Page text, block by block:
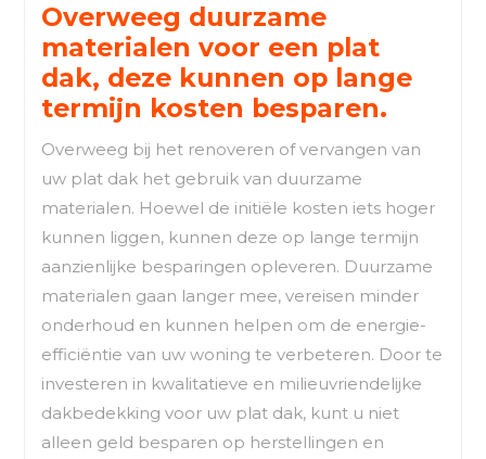
Overweeg duurzame
materialen voor een plat
dak, deze kunnen op lange
termijn kosten besparen.
Overweeg bij het renoveren of vervangen van
uw plat dak het gebruik van duurzame
materialen. Hoewel de initiële kosten iets hoger
kunnen liggen, kunnen deze op lange termijn
aanzienlijke besparingen opleveren. Duurzame
materialen gaan langer mee, vereisen minder
onderhoud en kunnen helpen om de energie-
efficiëntie van uw woning te verbeteren. Door te
investeren in kwalitatieve en milieuvriendelijke
dakbedekking voor uw plat dak, kunt u niet
alleen geld besparen op herstellingen en